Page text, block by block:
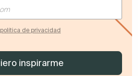
política de privacidad